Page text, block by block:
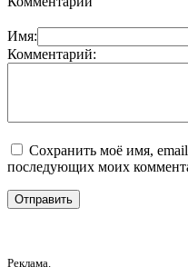
Имя:
Комментарий:
Сохранить моё имя, email
последующих моих
Реклама.